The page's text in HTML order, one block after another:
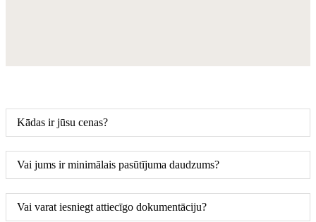
Kādas ir jūsu cenas?
Vai jums ir minimālais pasūtījuma daudzums?
Vai varat iesniegt attiecīgo dokumentāciju?